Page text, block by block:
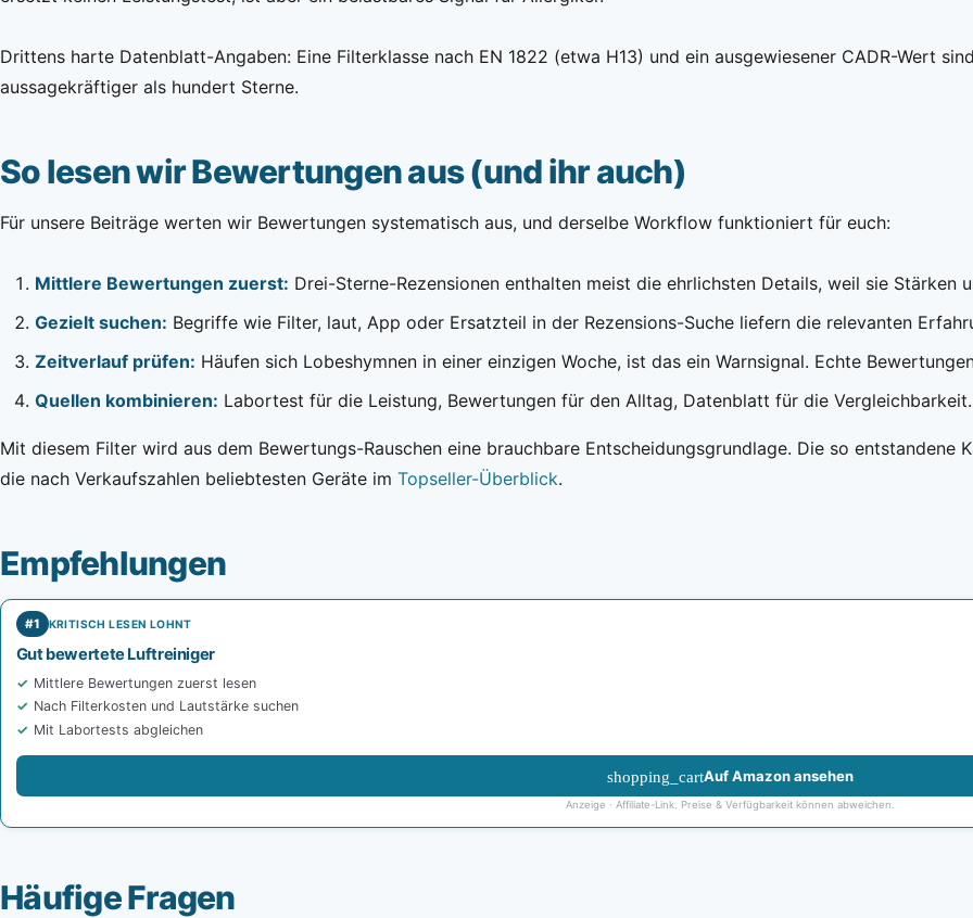
Drittens harte Datenblatt-Angaben: Eine Filterklasse nach EN 1822 (etwa H13) und ein ausgewiesener CADR-Wert
aussagekräftiger als hundert Sterne.
So lesen wir Bewertungen aus (und ihr auch)
Für unsere Beiträge werten wir Bewertungen systematisch aus, und derselbe Workflow funktioniert für euch:
Mittlere Bewertungen zuerst: Drei-Sterne-Rezensionen enthalten meist die ehrlichsten Details, weil sie Stärken
Gezielt suchen: Begriffe wie Filter, laut, App oder Ersatzteil in der Rezensions-Suche liefern die relevanten
Zeitverlauf prüfen: Häufen sich Lobeshymnen in einer einzigen Woche, ist das ein Warnsignal. Echte
Quellen kombinieren: Labortest für die Leistung, Bewertungen für den Alltag, Datenblatt für die Vergleichbarkeit.
Mit diesem Filter wird aus dem Bewertungs-Rauschen eine brauchbare Entscheidungsgrundlage. Die so entstandene
die nach Verkaufszahlen beliebtesten Geräte im Topseller-Überblick.
Empfehlungen
#1 KRITISCH LESEN LOHNT
Gut bewertete Luftreiniger
Mittlere Bewertungen zuerst lesen
Nach Filterkosten und Lautstärke suchen
Mit Labortests abgleichen
shopping_cartAuf Amazon ansehen
Anzeige · Affiliate-Link. Preise & Verfügbarkeit können abweichen.
Häufige Fragen